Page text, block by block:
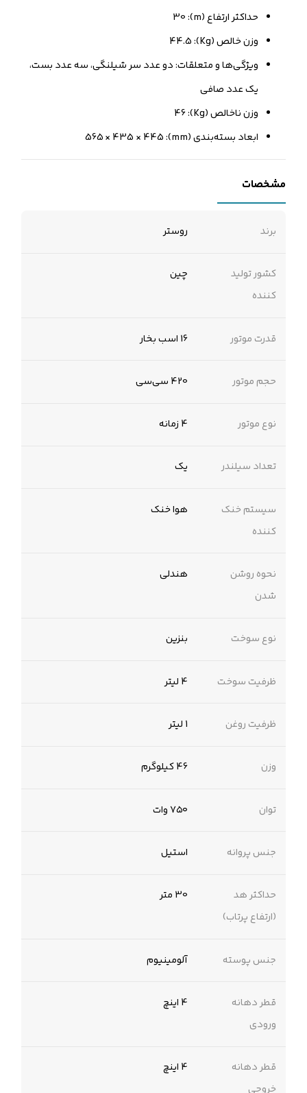
حداکثر ارتفاع (m): 30
وزن خالص (Kg): 44.5
ویژگی‌ها و متعلقات: دو عدد سر شیلنگی، سه عدد بست،
یک عدد صافی
وزن ناخالص (Kg): 46
ابعاد بسته‌بندی (mm): 565 × 435 × 445
مشخصات
برند روستر
کشور تولید
کننده
چین
قدرت موتور 16 اسب بخار
حجم موتور 420 سی‌سی
نوع موتور 4 زمانه
تعداد سیلندر یک
سیستم خنک
کننده
هوا خنک
نحوه روشن
شدن
هندلی
نوع سوخت بنزین
ظرفیت سوخت 4 لیتر
ظرفیت روغن 1 لیتر
وزن 46 کیلوگرم
توان ۷۵۰ وات
جنس پروانه استیل
حداکثر هد
(ارتفاع پرتاب)
30 متر
جنس پوسته ‌آلومینیوم‌
قطر دهانه
ورودی
4 اینچ
قطر دهانه
خروجی
4 اینچ